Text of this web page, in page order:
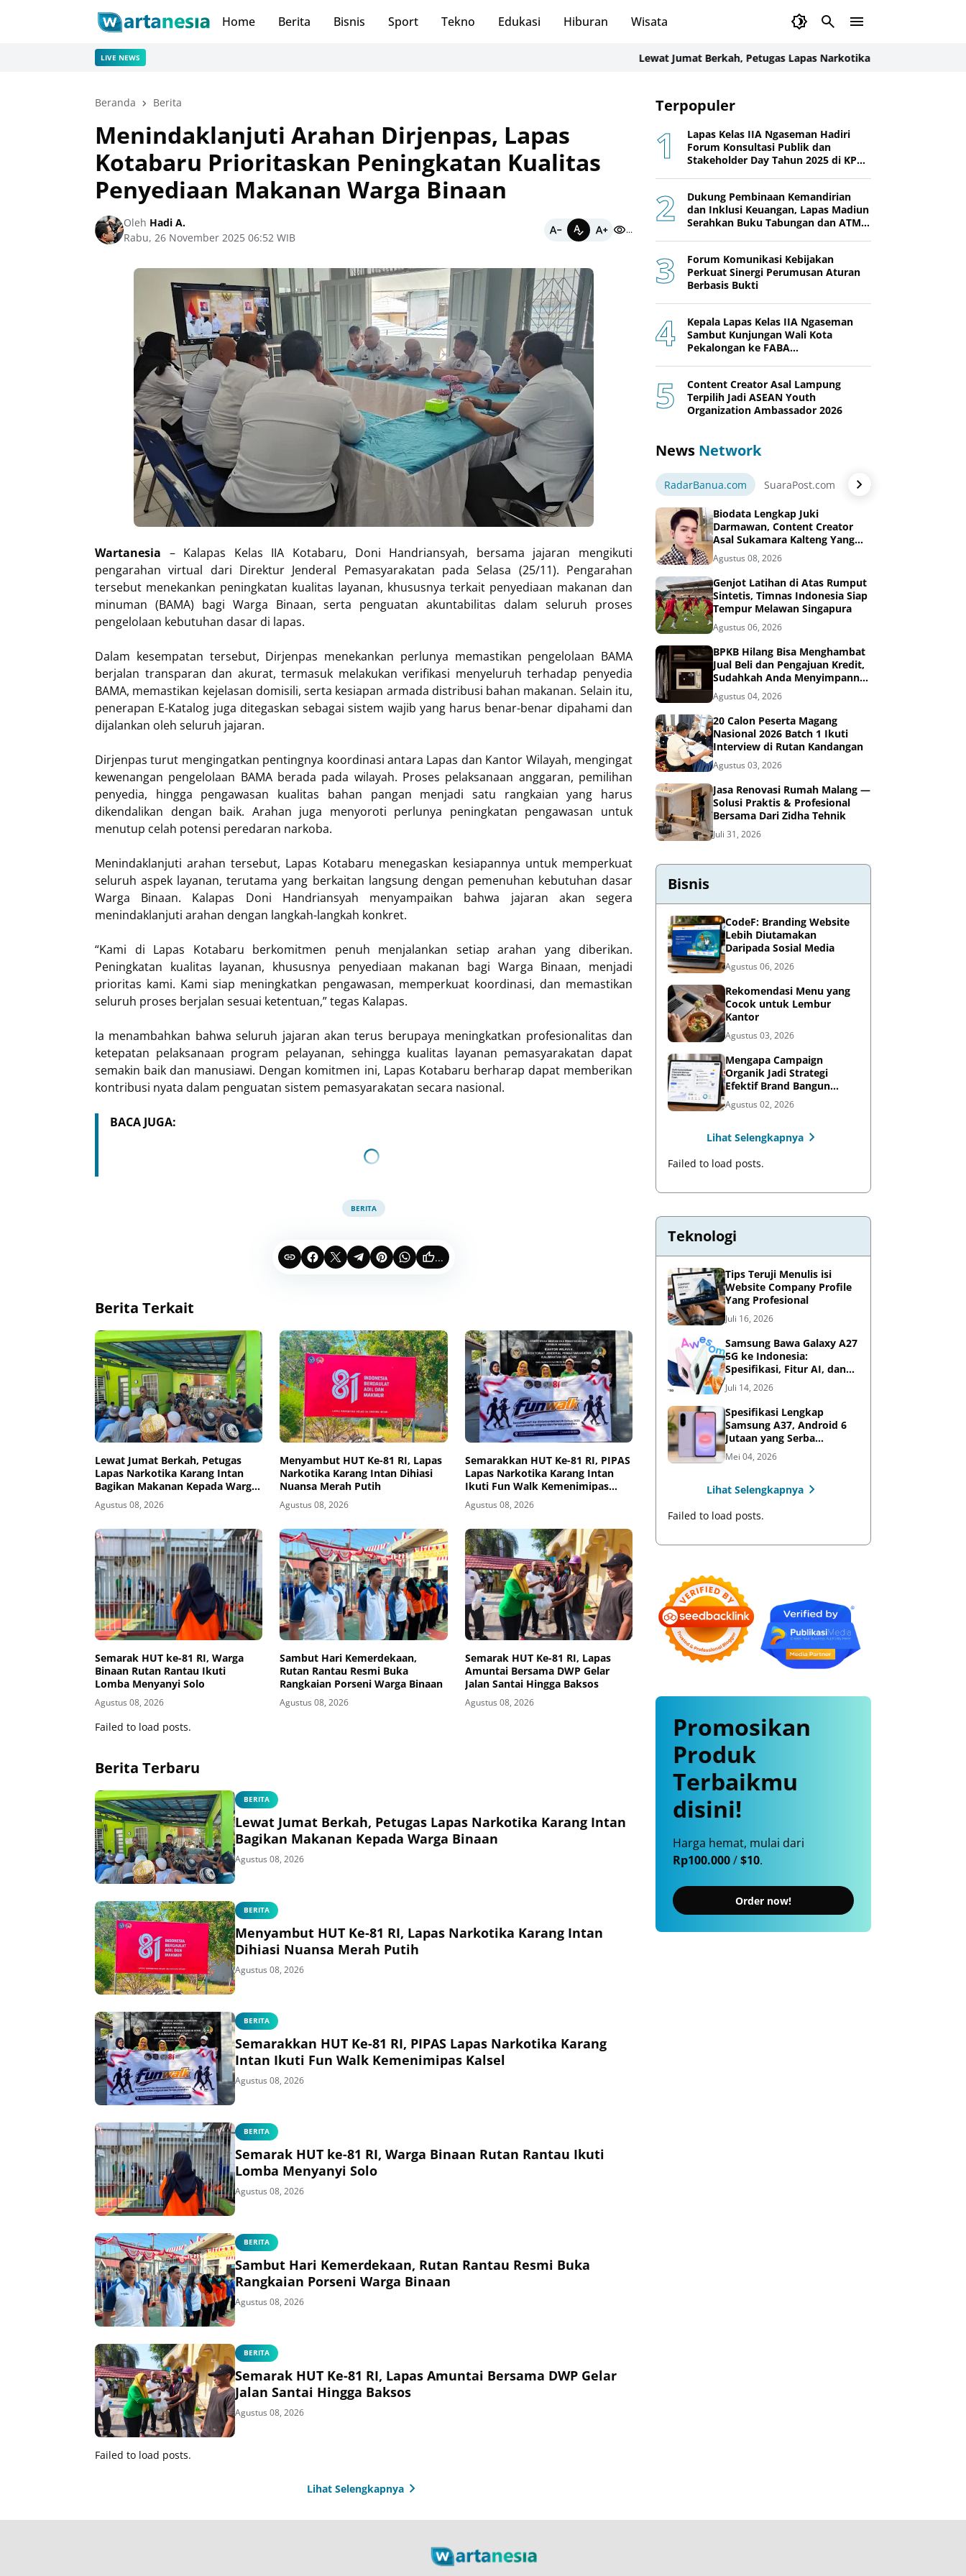
Home Berita Bisnis Sport Tekno Edukasi Hiburan Wisata
LIVE NEWS Lewat Jumat Berkah, Petugas Lapas Narkotika Karang Intan Bagikan
Beranda Berita
Menindaklanjuti Arahan Dirjenpas, Lapas
Kotabaru Prioritaskan Peningkatan Kualitas
Penyediaan Makanan Warga Binaan
Oleh Hadi A.
Rabu, 26 November 2025 06:52 WIB
...
Wartanesia – Kalapas Kelas IIA Kotabaru, Doni Handriansyah, bersama jajaran mengikuti
pengarahan virtual dari Direktur Jenderal Pemasyarakatan pada Selasa (25/11). Pengarahan
tersebut menekankan peningkatan kualitas layanan, khususnya terkait penyediaan makanan dan
minuman (BAMA) bagi Warga Binaan, serta penguatan akuntabilitas dalam seluruh proses
pengelolaan kebutuhan dasar di lapas.
Dalam kesempatan tersebut, Dirjenpas menekankan perlunya memastikan pengelolaan BAMA
berjalan transparan dan akurat, termasuk melakukan verifikasi menyeluruh terhadap penyedia
BAMA, memastikan kejelasan domisili, serta kesiapan armada distribusi bahan makanan. Selain itu,
penerapan E-Katalog juga ditegaskan sebagai sistem wajib yang harus benar-benar dipahami dan
dijalankan oleh seluruh jajaran.
Dirjenpas turut mengingatkan pentingnya koordinasi antara Lapas dan Kantor Wilayah, mengingat
kewenangan pengelolaan BAMA berada pada wilayah. Proses pelaksanaan anggaran, pemilihan
penyedia, hingga pengawasan kualitas bahan pangan menjadi satu rangkaian yang harus
dikendalikan dengan baik. Arahan juga menyoroti perlunya peningkatan pengawasan untuk
menutup celah potensi peredaran narkoba.
Menindaklanjuti arahan tersebut, Lapas Kotabaru menegaskan kesiapannya untuk memperkuat
seluruh aspek layanan, terutama yang berkaitan langsung dengan pemenuhan kebutuhan dasar
Warga Binaan. Kalapas Doni Handriansyah menyampaikan bahwa jajaran akan segera
menindaklanjuti arahan dengan langkah-langkah konkret.
“Kami di Lapas Kotabaru berkomitmen penuh menjalankan setiap arahan yang diberikan.
Peningkatan kualitas layanan, khususnya penyediaan makanan bagi Warga Binaan, menjadi
prioritas kami. Kami siap meningkatkan pengawasan, memperkuat koordinasi, dan memastikan
seluruh proses berjalan sesuai ketentuan,” tegas Kalapas.
Ia menambahkan bahwa seluruh jajaran akan terus berupaya meningkatkan profesionalitas dan
ketepatan pelaksanaan program pelayanan, sehingga kualitas layanan pemasyarakatan dapat
semakin baik dan manusiawi. Dengan komitmen ini, Lapas Kotabaru berharap dapat memberikan
kontribusi nyata dalam penguatan sistem pemasyarakatan secara nasional.
BACA JUGA:
BERITA
...
Berita Terkait
Lewat Jumat Berkah, Petugas
Lapas Narkotika Karang Intan
Bagikan Makanan Kepada Warga
Binaan
Agustus 08, 2026
Menyambut HUT Ke-81 RI, Lapas
Narkotika Karang Intan Dihiasi
Nuansa Merah Putih
Agustus 08, 2026
Semarakkan HUT Ke-81 RI, PIPAS
Lapas Narkotika Karang Intan
Ikuti Fun Walk Kemenimipas
Kalsel
Agustus 08, 2026
Semarak HUT ke-81 RI, Warga
Binaan Rutan Rantau Ikuti
Lomba Menyanyi Solo
Agustus 08, 2026
Sambut Hari Kemerdekaan,
Rutan Rantau Resmi Buka
Rangkaian Porseni Warga Binaan
Agustus 08, 2026
Semarak HUT Ke-81 RI, Lapas
Amuntai Bersama DWP Gelar
Jalan Santai Hingga Baksos
Agustus 08, 2026
Failed to load posts.
Berita Terbaru
BERITA
Lewat Jumat Berkah, Petugas Lapas Narkotika Karang Intan
Bagikan Makanan Kepada Warga Binaan
Agustus 08, 2026
BERITA
Menyambut HUT Ke-81 RI, Lapas Narkotika Karang Intan
Dihiasi Nuansa Merah Putih
Agustus 08, 2026
BERITA
Semarakkan HUT Ke-81 RI, PIPAS Lapas Narkotika Karang
Intan Ikuti Fun Walk Kemenimipas Kalsel
Agustus 08, 2026
BERITA
Semarak HUT ke-81 RI, Warga Binaan Rutan Rantau Ikuti
Lomba Menyanyi Solo
Agustus 08, 2026
BERITA
Sambut Hari Kemerdekaan, Rutan Rantau Resmi Buka
Rangkaian Porseni Warga Binaan
Agustus 08, 2026
BERITA
Semarak HUT Ke-81 RI, Lapas Amuntai Bersama DWP Gelar
Jalan Santai Hingga Baksos
Agustus 08, 2026
Failed to load posts.
Lihat Selengkapnya
Terpopuler
Lapas Kelas IIA Ngaseman Hadiri
Forum Konsultasi Publik dan
Stakeholder Day Tahun 2025 di KPPN
Dukung Pembinaan Kemandirian
dan Inklusi Keuangan, Lapas Madiun
Serahkan Buku Tabungan dan ATM
Forum Komunikasi Kebijakan
Perkuat Sinergi Perumusan Aturan
Berbasis Bukti
Kepala Lapas Kelas IIA Ngaseman
Sambut Kunjungan Wali Kota
Pekalongan ke FABA
Content Creator Asal Lampung
Terpilih Jadi ASEAN Youth
Organization Ambassador 2026
News Network
RadarBanua.com SuaraPost.com NarasiNews.com
Biodata Lengkap Juki
Darmawan, Content Creator
Asal Sukamara Kalteng Yang
Sukses Dari Konten Tiktok,
Instagram dan Facebook
Agustus 08, 2026
Genjot Latihan di Atas Rumput
Sintetis, Timnas Indonesia Siap
Tempur Melawan Singapura
Agustus 06, 2026
BPKB Hilang Bisa Menghambat
Jual Beli dan Pengajuan Kredit,
Sudahkah Anda Menyimpannya
di Brankas BPKB?
Agustus 04, 2026
20 Calon Peserta Magang
Nasional 2026 Batch 1 Ikuti
Interview di Rutan Kandangan
Agustus 03, 2026
Jasa Renovasi Rumah Malang —
Solusi Praktis & Profesional
Bersama Dari Zidha Tehnik
Juli 31, 2026
Bisnis
CodeF: Branding Website
Lebih Diutamakan
Daripada Sosial Media
Agustus 06, 2026
Rekomendasi Menu yang
Cocok untuk Lembur
Kantor
Agustus 03, 2026
Mengapa Campaign
Organik Jadi Strategi
Efektif Brand Bangun
Awareness di Media Sosial
Agustus 02, 2026
Lihat Selengkapnya
Failed to load posts.
Teknologi
Tips Teruji Menulis isi
Website Company Profile
Yang Profesional
Juli 16, 2026
Samsung Bawa Galaxy A27
5G ke Indonesia:
Spesifikasi, Fitur AI, dan
Harga Resmi
Juli 14, 2026
Spesifikasi Lengkap
Samsung A37, Android 6
Jutaan yang Serba
Lengkap
Mei 04, 2026
Lihat Selengkapnya
Failed to load posts.
Promosikan
Produk
Terbaikmu
disini!
Harga hemat, mulai dari
Rp100.000/$10.
Order now!